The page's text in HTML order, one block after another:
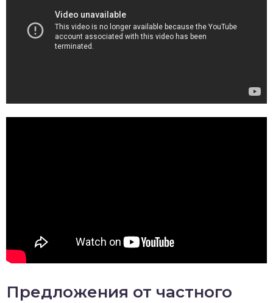
Предложения от частного